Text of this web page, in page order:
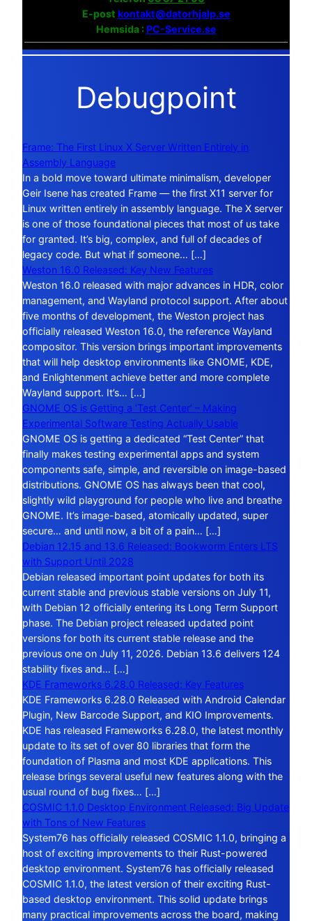
E-post kontakt@datorhjalp.se
Hemsida :PC-Service.se
Debugpoint
Frame: The First Linux X Server Written Entirely in
Assembly Language
In a bold move toward ultimate minimalism, developer
Geir Isene has created Frame — the first X11 server for
Linux written entirely in assembly language. The X server
is one of those foundational pieces that most of us take
for granted. It’s big, complex, and full of decades of
legacy code. But what if someone… […]
Weston 16.0 Released: Key New Features
Weston 16.0 released with major advances in HDR, color
management, and Wayland protocol support. After about
five months of development, the Weston project has
officially released Weston 16.0, the reference Wayland
compositor. This version brings important improvements
that will help desktop environments like GNOME, KDE,
and Enlightenment achieve better and more complete
Wayland support. It’s… […]
GNOME OS is Getting a ‘Test Center’ – Making
Experimental Software Testing Actually Usable
GNOME OS is getting a dedicated “Test Center” that
finally makes testing experimental apps and system
components safe, simple, and reversible on image-based
distributions. GNOME OS has always been that cool,
slightly wild playground for people who live and breathe
GNOME. It’s image-based, atomically updated, super
secure… and until now, a bit of a pain… […]
Debian 12.15 and 13.6 Released: Bookworm Enters LTS
with Support Until 2028
Debian released important point updates for both its
current stable and previous stable versions on July 11,
with Debian 12 officially entering its Long Term Support
phase. The Debian project released updated point
versions for both its current stable release and the
previous one on July 11, 2026. Debian 13.6 delivers 124
stability fixes and… […]
KDE Frameworks 6.28.0 Released: Key Features
KDE Frameworks 6.28.0 Released with Android Calendar
Plugin, New Barcode Support, and KIO Improvements.
KDE has released Frameworks 6.28.0, the latest monthly
update to its set of over 80 libraries that form the
foundation of Plasma and most KDE applications. This
release brings several useful new features along with the
usual round of bug fixes… […]
COSMIC 1.1.0 Desktop Environment Released: Big Update
with Tons of New Features
System76 has officially released COSMIC 1.1.0, bringing a
host of exciting improvements to their Rust-powered
desktop environment. System76 has officially released
COSMIC 1.1.0, the latest version of their exciting Rust-
based desktop environment. This solid update brings
many practical improvements across the board, making